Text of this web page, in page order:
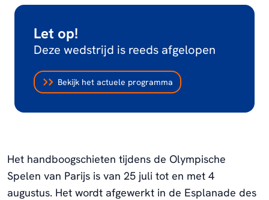
Let op!
Deze wedstrijd is reeds afgelopen
Bekijk het actuele programma
Het handboogschieten tijdens de Olympische
Spelen van Parijs is van 25 juli tot en met 4
augustus. Het wordt afgewerkt in de Esplanade des